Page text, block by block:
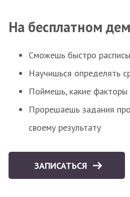
На бесплатном
Сможешь быстро
Научишься определять
Поймешь, какие факторы
Прорешаешь задания
своему результату
ЗАПИСАТЬСЯ